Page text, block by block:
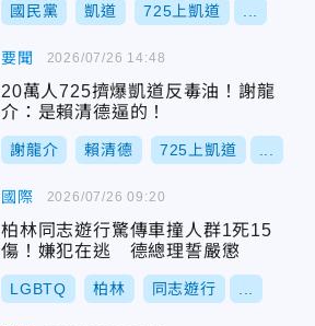
國民黨 凱道 725上凱道
要聞
20萬人725擠爆凱道反毒油！謝龍
介：是賴清德逼的！
謝龍介 賴清德 725上凱道
2026/07/26 14:48
國際
柏林同志遊行驚傳車撞人群1死15
傷！嫌犯在逃 德總理誓嚴懲
LGBTQ 柏林 同志遊行
2026/07/26 09:20